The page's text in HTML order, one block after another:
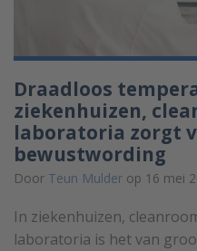
Draadloos
ziekenhuizen,
laboratoria zorgt
bewustwording
Door Teun Mulder op 16 mei
In ziekenhuizen,
laboratoria is het van